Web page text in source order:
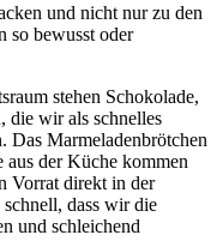
und nicht nur zu den
so bewusst oder
stehen Schokolade,
die wir als schnelles
Das Marmeladenbrötchen
aus der Küche kommen
Vorrat direkt in der
schnell, dass wir die
und schleichend